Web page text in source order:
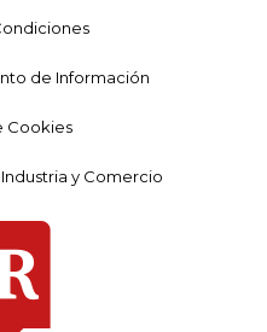
de Información
Cookies
y Comercio